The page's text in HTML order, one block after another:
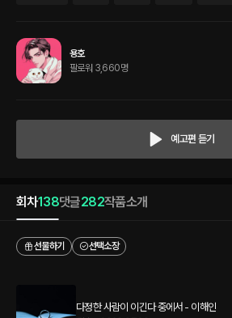
용호
팔로워 3,660명
예고편 듣기
회차138댓글282작품소개
선물하기
선택소장
다정한 사람이 이긴다 중에서 - 이해인